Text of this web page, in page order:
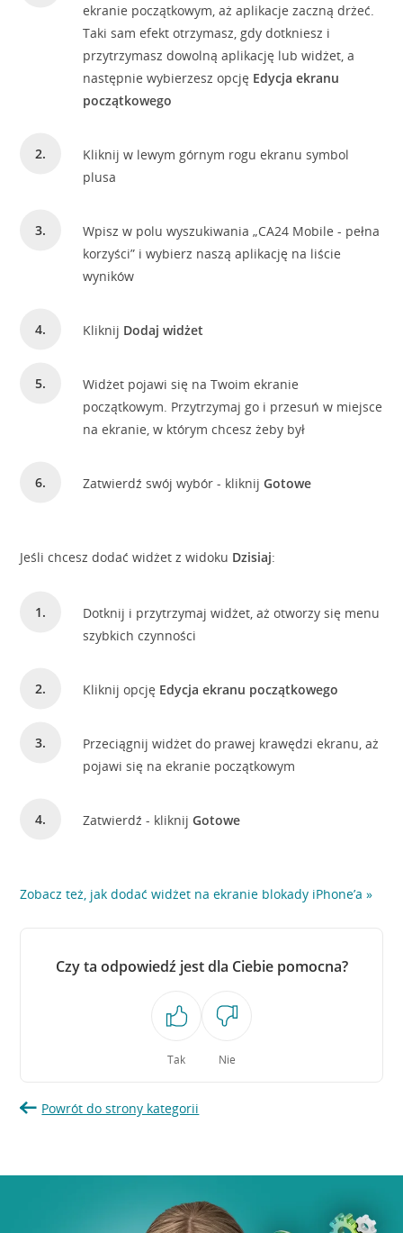
ekranie początkowym, aż aplikacje zaczną drżeć.
Taki sam efekt otrzymasz, gdy dotkniesz i
przytrzymasz dowolną aplikację lub widżet, a
następnie wybierzesz opcję Edycja ekranu
początkowego
Kliknij w lewym górnym rogu ekranu symbol
plusa
Wpisz w polu wyszukiwania „CA24 Mobile - pełna
korzyści” i wybierz naszą aplikację na liście
wyników
Kliknij Dodaj widżet
Widżet pojawi się na Twoim ekranie
początkowym. Przytrzymaj go i przesuń w miejsce
na ekranie, w którym chcesz żeby był
Zatwierdź swój wybór - kliknijGotowe
Jeśli chcesz dodać widżet z widoku Dzisiaj:
Dotknij i przytrzymaj widżet, aż otworzy się menu
szybkich czynności
Kliknij opcję Edycja ekranu początkowego
Przeciągnij widżet do prawej krawędzi ekranu, aż
pojawi się na ekranie początkowym
Zatwierdź - kliknijGotowe
Zobacz też, jak dodać widżet na ekranie blokady iPhone’a »
Czy ta odpowiedź jest dla Ciebie pomocna?
Tak Nie
Powrót do strony kategorii